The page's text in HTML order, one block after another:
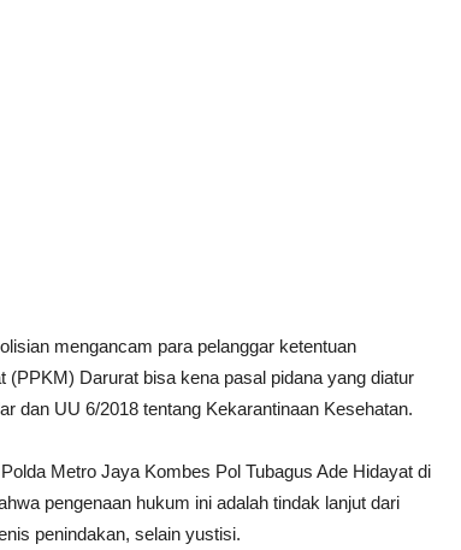
mengancam para pelanggar ketentuan
Darurat bisa kena pasal pidana yang diatur
dan UU 6/2018 tentang Kekarantinaan Kesehatan.
Metro Jaya Kombes Pol Tubagus Ade Hidayat di
pengenaan hukum ini adalah tindak lanjut dari
penindakan, selain yustisi.